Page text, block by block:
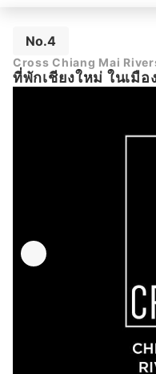
No.4
Cross Chiang Mai
ที่พักเชียงใหม่ ในเมือ